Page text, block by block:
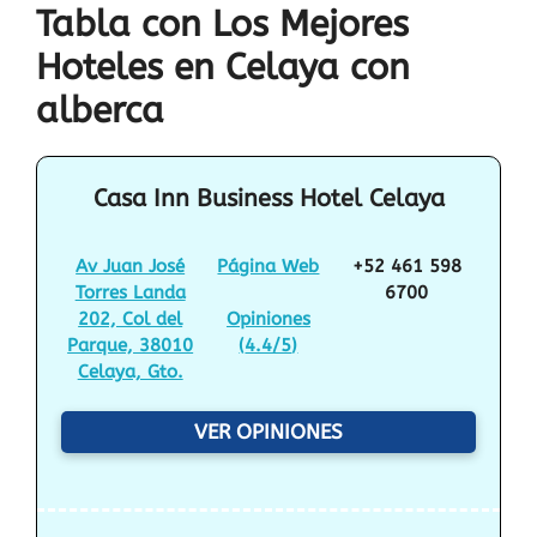
Tabla con Los Mejores
Hoteles en Celaya con
alberca
Casa Inn Business Hotel Celaya
Av Juan José
Torres Landa
202, Col del
Parque, 38010
Celaya, Gto.
Página Web
Opiniones
(4.4/5)
+52 461 598
6700
VER OPINIONES